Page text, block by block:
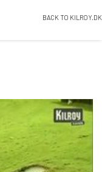
BACK TO KILROY.DK